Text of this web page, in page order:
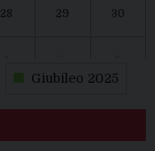
28 29 30
Giubileo 2025